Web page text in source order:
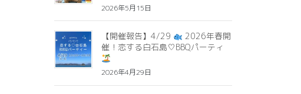
2026年5月15日
【開催報告】4/29
2026年春開
催！恋する白石島♡BBQパーティ
2026年4月29日